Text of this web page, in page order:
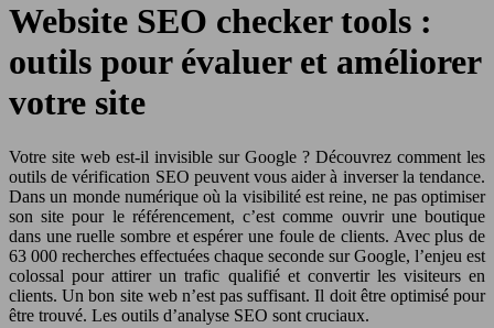
Website SEO checker tools :
outils pour évaluer et améliorer
votre site
Votre site web est-il invisible sur Google ? Découvrez comment les
outils de vérification SEO peuvent vous aider à inverser la tendance.
Dans un monde numérique où la visibilité est reine, ne pas optimiser
son site pour le référencement, c’est comme ouvrir une boutique
dans une ruelle sombre et espérer une foule de clients. Avec plus de
63 000 recherches effectuées chaque seconde sur Google, l’enjeu est
colossal pour attirer un trafic qualifié et convertir les visiteurs en
clients. Un bon site web n’est pas suffisant. Il doit être optimisé pour
être trouvé. Les outils d’analyse SEO sont cruciaux.